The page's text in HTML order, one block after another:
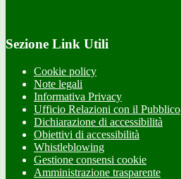
Sezione Link Utili
Cookie policy
Note legali
Informativa Privacy
Ufficio Relazioni con il Pubblico
Dichiarazione di accessibilità
Obiettivi di accessibilità
Whistleblowing
Gestione consensi cookie
Amministrazione trasparente